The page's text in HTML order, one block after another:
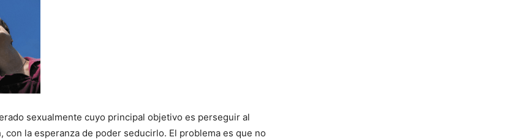
sexualmente cuyo principal objetivo es perseguir al
la esperanza de poder seducirlo. El problema es que no